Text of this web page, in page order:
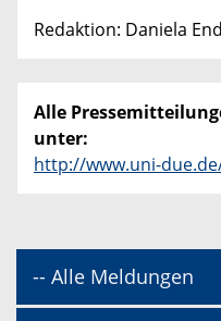
Redaktion: Daniela
Alle
unter:
http://www.uni-
-- Alle Meldungen